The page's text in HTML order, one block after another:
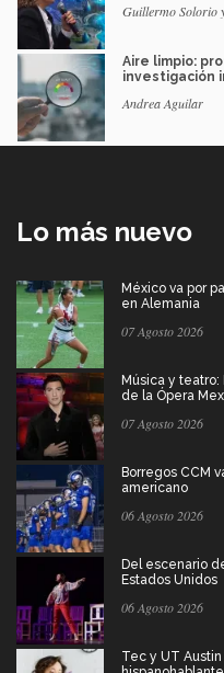
Guillermo Solorio
Aire limpio:
investigación
Andrea Aguilar
Lo más nuevo
México va por
en Alemania
07 Agosto 2026
Música y teatro:
de la Ópera
07 Agosto 2026
Borregos CCM
americano
06 Agosto 2026
Del escenario
Estados Unidos
06 Agosto 2026
Tec y UT